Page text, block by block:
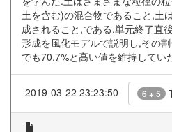
土を含む)の混合物であること,土
成されること,である.単元終了直
形成を風化モデルで説明し,その
でも70.7%と高い値を維持してい
2019-03-22 23:23:50 6 + 5